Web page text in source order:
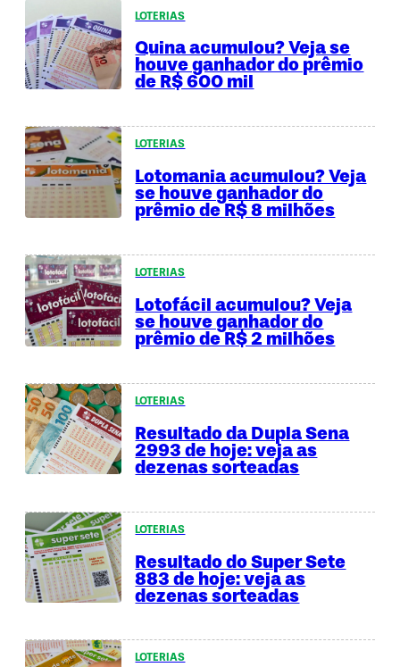
LOTERIAS
Quina acumulou? Veja se
houve ganhador do prêmio
de R$ 600 mil
LOTERIAS
Lotomania acumulou? Veja
se houve ganhador do
prêmio de R$ 8 milhões
LOTERIAS
Lotofácil acumulou? Veja
se houve ganhador do
prêmio de R$ 2 milhões
LOTERIAS
Resultado da Dupla Sena
2993 de hoje: veja as
dezenas sorteadas
LOTERIAS
Resultado do Super Sete
883 de hoje: veja as
dezenas sorteadas
LOTERIAS